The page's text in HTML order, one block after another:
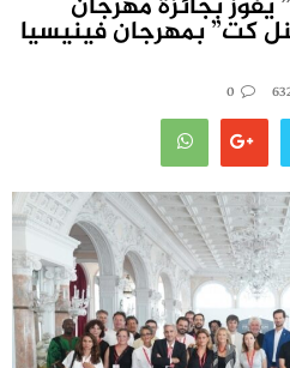
كت” بمهرجان فينيسيا
0